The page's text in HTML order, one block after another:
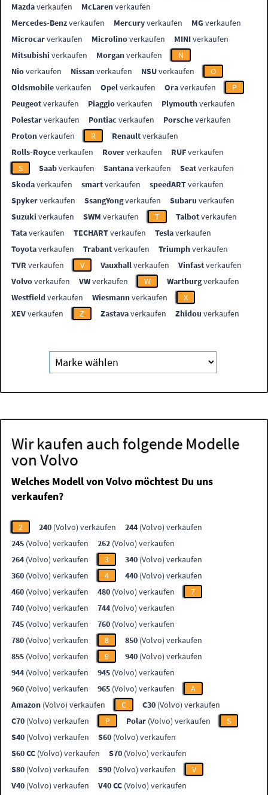
Mazdaverkaufen McLarenverkaufen
Mercedes-Benzverkaufen Mercuryverkaufen MGverkaufen
Microcarverkaufen Microlinoverkaufen MINIverkaufen
Mitsubishi verkaufen Morganverkaufen
N
Nioverkaufen Nissanverkaufen NSUverkaufen
O
Oldsmobileverkaufen Opelverkaufen Oraverkaufen
P
Peugeotverkaufen Piaggioverkaufen Plymouthverkaufen
Polestarverkaufen Pontiac verkaufen Porscheverkaufen
Protonverkaufen R Renaultverkaufen
Rolls-Royceverkaufen Roververkaufen RUFverkaufen
S
Saabverkaufen Santanaverkaufen Seatverkaufen
Skodaverkaufen smartverkaufen speedARTverkaufen
Spykerverkaufen SsangYongverkaufen Subaru verkaufen
Suzuki verkaufen SWM verkaufen T Talbotverkaufen
Tataverkaufen TECHARTverkaufen Teslaverkaufen
Toyotaverkaufen Trabantverkaufen Triumphverkaufen
TVR verkaufen V Vauxhallverkaufen Vinfastverkaufen
Volvoverkaufen VWverkaufen W Wartburgverkaufen
Westfieldverkaufen Wiesmannverkaufen
X
XEVverkaufen Z Zastavaverkaufen Zhidou verkaufen
Wir kaufen auch folgende Modelle
von Volvo
Welches Modell von Volvo möchtest Du uns
verkaufen?
2 240 (Volvo) verkaufen 244 (Volvo) verkaufen
245 (Volvo) verkaufen 262 (Volvo) verkaufen
264 (Volvo) verkaufen 3 340 (Volvo) verkaufen
360 (Volvo) verkaufen 4 440 (Volvo) verkaufen
460 (Volvo) verkaufen 480 (Volvo) verkaufen
7
740 (Volvo) verkaufen 744 (Volvo) verkaufen
745 (Volvo) verkaufen 760 (Volvo) verkaufen
780 (Volvo) verkaufen 8 850 (Volvo) verkaufen
855 (Volvo) verkaufen 9 940 (Volvo) verkaufen
944 (Volvo) verkaufen 945 (Volvo) verkaufen
960 (Volvo) verkaufen 965 (Volvo) verkaufen
A
Amazon (Volvo) verkaufen C C30 (Volvo) verkaufen
C70 (Volvo) verkaufen P Polar (Volvo) verkaufen
S
S40 (Volvo) verkaufen S60 (Volvo) verkaufen
S60 CC (Volvo) verkaufen S70 (Volvo) verkaufen
S80 (Volvo) verkaufen S90 (Volvo) verkaufen
V
V40 (Volvo) verkaufen V40 CC (Volvo) verkaufen